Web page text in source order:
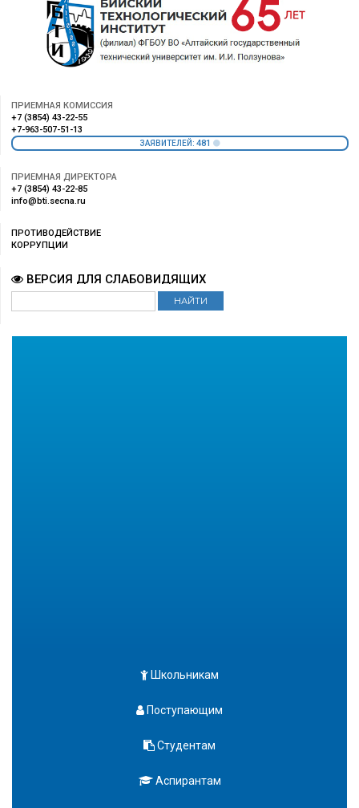
ПРИЕМНАЯ КОМИССИЯ
+7 (3854) 43-22-55
+7-963-507-51-13
ЗАЯВИТЕЛЕЙ: 481
ПРИЕМНАЯ ДИРЕКТОРА
+7 (3854) 43-22-85
info@bti.secna.ru
ПРОТИВОДЕЙСТВИЕ
КОРРУПЦИИ
ВЕРСИЯ ДЛЯ СЛАБОВИДЯЩИХ
Школьникам
Поступающим
Студентам
Аспирантам